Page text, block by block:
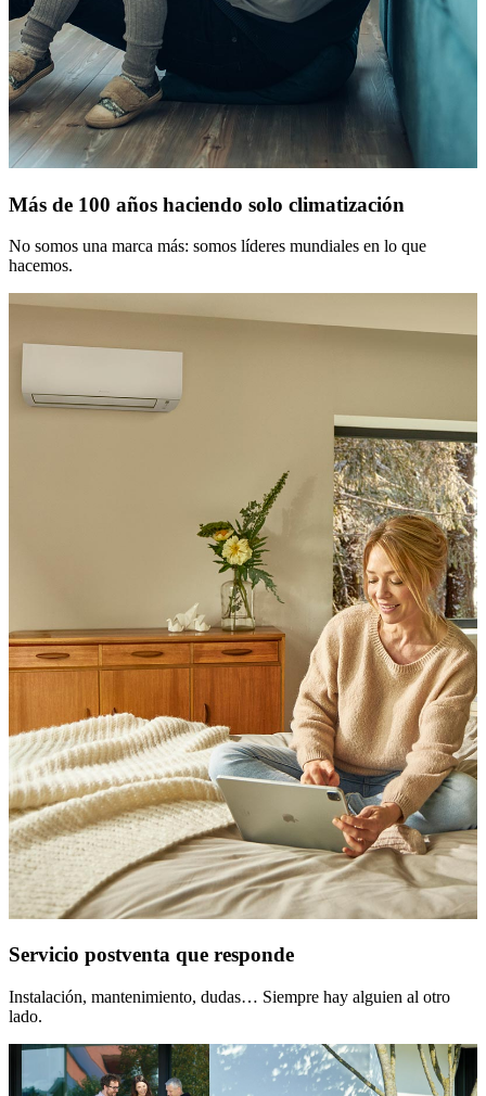
Más de 100 años haciendo solo climatización
No somos una marca más: somos líderes mundiales en lo que
hacemos.
Servicio postventa que responde
Instalación, mantenimiento, dudas… Siempre hay alguien al otro
lado.